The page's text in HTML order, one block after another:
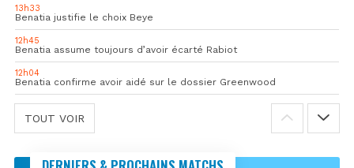
13h33
Benatia justifie le choix Beye
12h45
Benatia assume toujours d’avoir écarté Rabiot
12h04
Benatia confirme avoir aidé sur le dossier Greenwood
TOUT VOIR